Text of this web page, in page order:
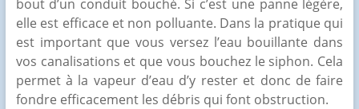
bout d’un conduit bouché. Si c’est une panne légère,
elle est efficace et non polluante. Dans la pratique qui
est important que vous versez l’eau bouillante dans
vos canalisations et que vous bouchez le siphon. Cela
permet à la vapeur d’eau d’y rester et donc de faire
fondre efficacement les débris qui font obstruction.